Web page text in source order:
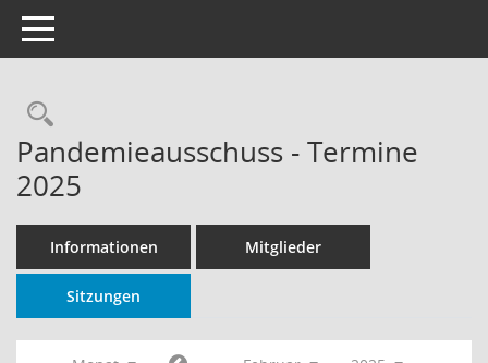
Toggle navigation
Rechercheauswahl
Pandemieausschuss - Termine
2025
Informationen Mitglieder
Sitzungen